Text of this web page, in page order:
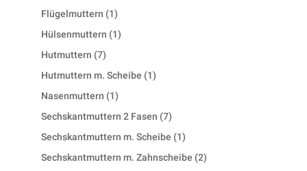
Flügelmuttern 11
product
Hülsenmuttern 11
Hutmuttern 77
products
Hutmuttern m. Scheibe 11
Nasenmuttern 11
product
Sechskantmuttern 2 Fasen 77
products
Sechskantmuttern m. Scheibe 11
product
Sechskantmuttern m. Zahnscheibe 22